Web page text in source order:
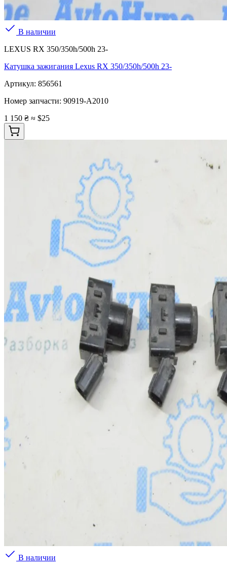
В наличии
LEXUS RX 350/350h/500h 23-
Катушка зажигания Lexus RX 350/350h/500h 23-
Артикул: 856561
Номер запчасти: 90919-A2010
1 150 ₴ ≈ $25
В наличии